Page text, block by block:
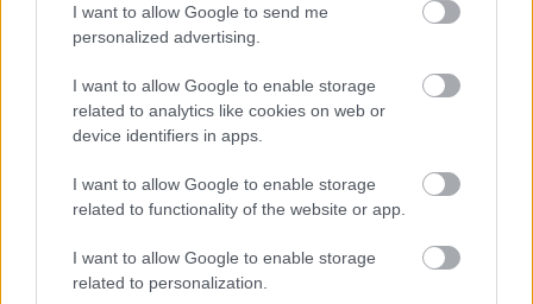
I want to allow Google to send me
personalized advertising.
I want to allow Google to enable storage
related to analytics like cookies on web or
device identifiers in apps.
I want to allow Google to enable storage
related to functionality of the website or app.
I want to allow Google to enable storage
related to personalization.
Aby bol výsledok rekonštrukcie dokonalý, okrem správnej
detaily. Veľký dôraz sa v tomto smere kládol na osvetlenie
a čiernu techniku. Firma JPB Tech, špecializovaná na
inteligentné systémy, všetko dômyselne navrhla tak, aby
sa maximálne zjednodušilo ovládanie technických prvkov